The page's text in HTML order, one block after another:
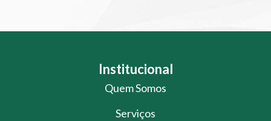
Institucional
Quem Somos
Serviços